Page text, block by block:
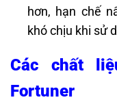
hơn, hạn chế
khó chịu khi sử
Các chất
Fortuner